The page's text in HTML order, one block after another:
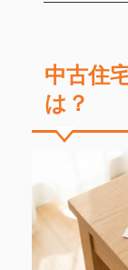
中古住
は？